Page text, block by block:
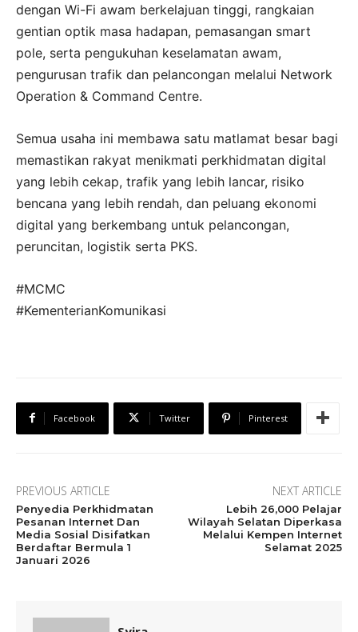
dengan Wi-Fi awam berkelajuan tinggi, rangkaian
gentian optik masa hadapan, pemasangan smart
pole, serta pengukuhan keselamatan awam,
pengurusan trafik dan pelancongan melalui Network
Operation & Command Centre.
Semua usaha ini membawa satu matlamat besar bagi
memastikan rakyat menikmati perkhidmatan digital
yang lebih cekap, trafik yang lebih lancar, risiko
bencana yang lebih rendah, dan peluang ekonomi
digital yang berkembang untuk pelancongan,
peruncitan, logistik serta PKS.
#MCMC
#KementerianKomunikasi
Facebook Twitter Pinterest
PREVIOUS ARTICLE
Penyedia Perkhidmatan
Pesanan Internet Dan
Media Sosial Disifatkan
Berdaftar Bermula 1
Januari 2026
NEXT ARTICLE
Lebih 26,000 Pelajar
Wilayah Selatan Diperkasa
Melalui Kempen Internet
Selamat 2025